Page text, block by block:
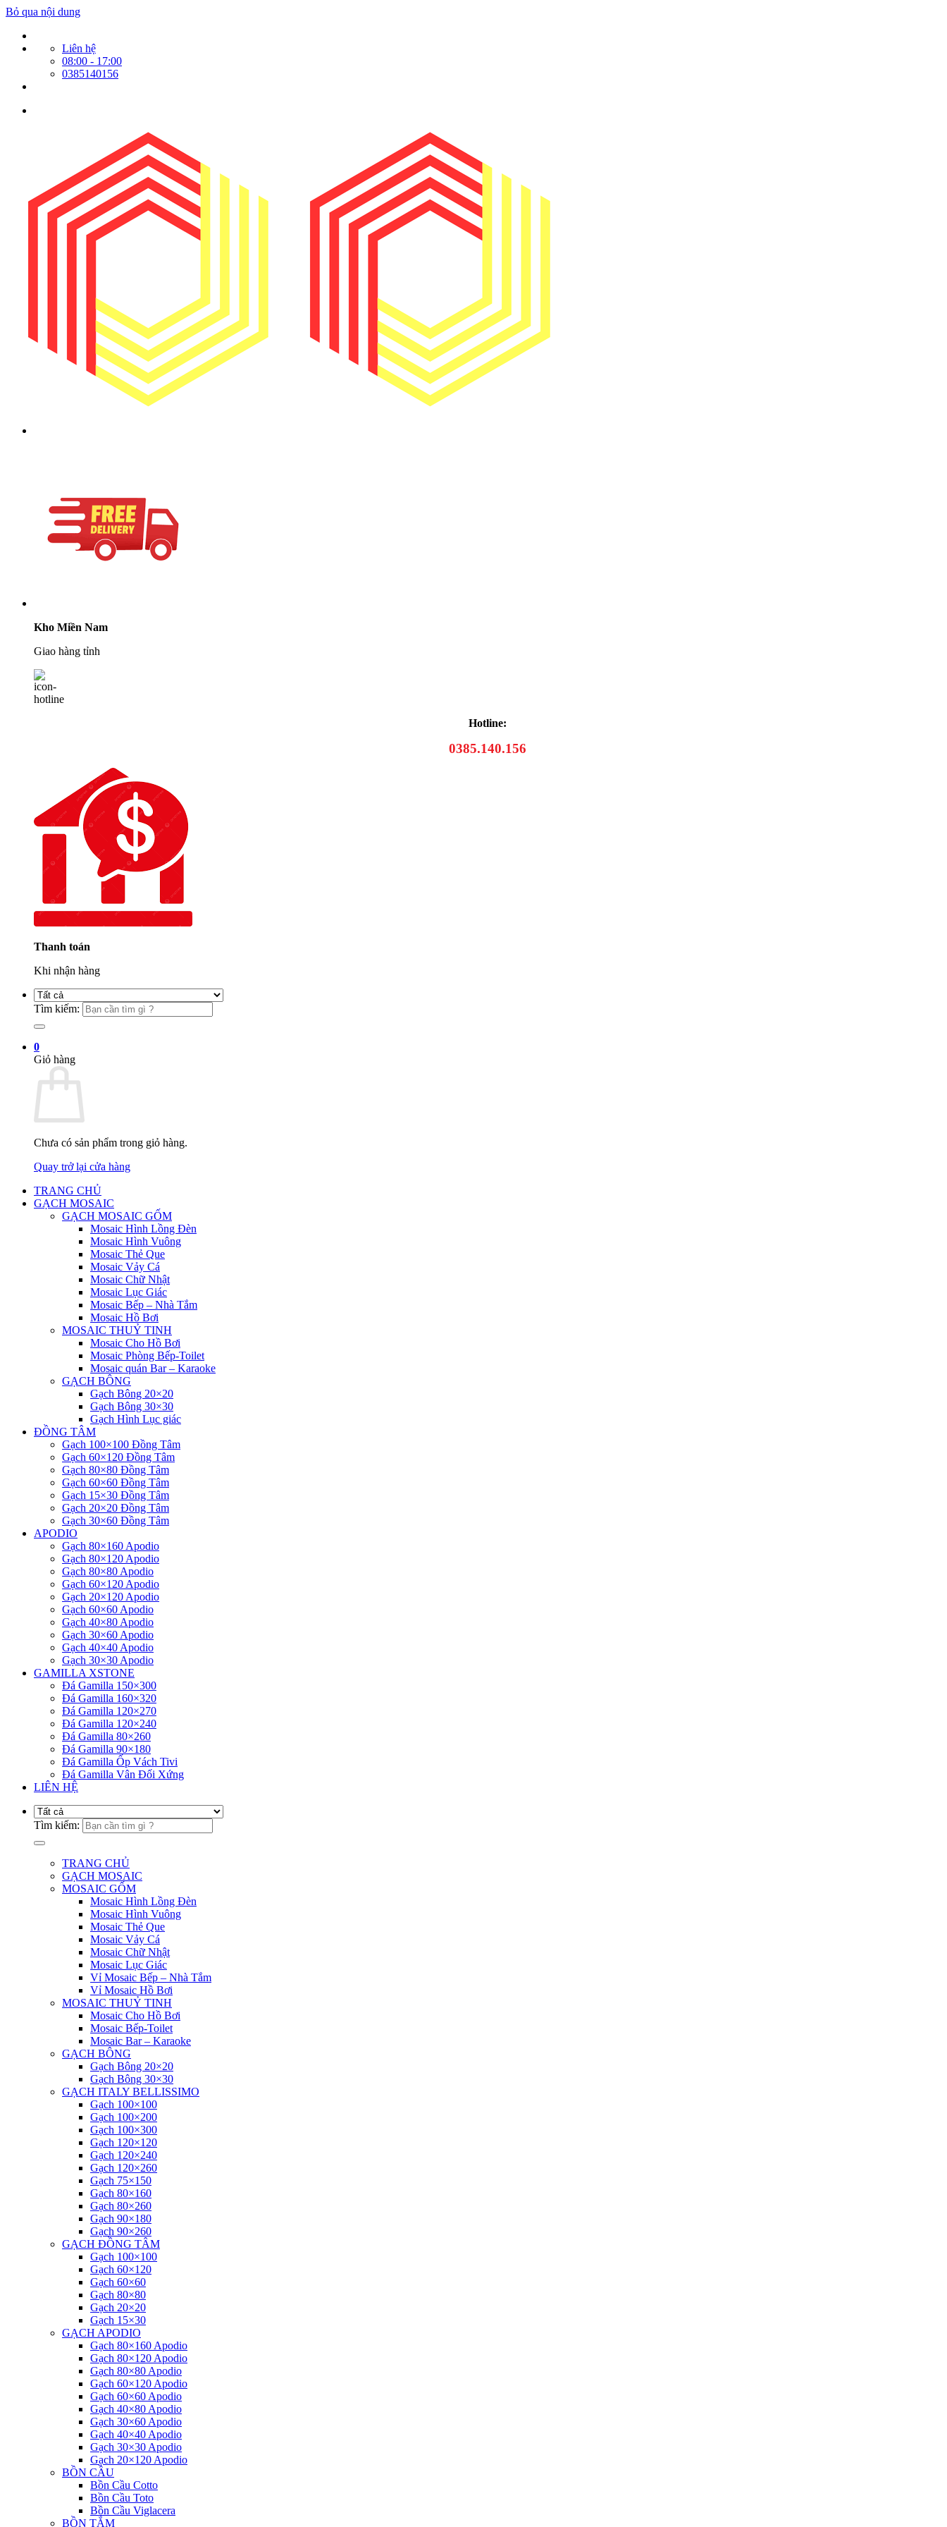
Bỏ qua nội dung
Liên hệ
08:00 - 17:00
0385140156
Kho Miền Nam
Giao hàng tỉnh
Hotline:
0385.140.156
Thanh toán
Khi nhận hàng
Tìm kiếm:
0
Giỏ hàng
Chưa có sản phẩm trong giỏ hàng.
Quay trở lại cửa hàng
TRANG CHỦ
GẠCH MOSAIC
GẠCH MOSAIC GỐM
Mosaic Hình Lồng Đèn
Mosaic Hình Vuông
Mosaic Thẻ Que
Mosaic Vảy Cá
Mosaic Chữ Nhật
Mosaic Lục Giác
Mosaic Bếp – Nhà Tắm
Mosaic Hồ Bơi
MOSAIC THUỶ TINH
Mosaic Cho Hồ Bơi
Mosaic Phòng Bếp-Toilet
Mosaic quán Bar – Karaoke
GẠCH BÔNG
Gạch Bông 20×20
Gạch Bông 30×30
Gạch Hình Lục giác
ĐỒNG TÂM
Gạch 100×100 Đồng Tâm
Gạch 60×120 Đồng Tâm
Gạch 80×80 Đồng Tâm
Gạch 60×60 Đồng Tâm
Gạch 15×30 Đồng Tâm
Gạch 20×20 Đồng Tâm
Gạch 30×60 Đồng Tâm
APODIO
Gạch 80×160 Apodio
Gạch 80×120 Apodio
Gạch 80×80 Apodio
Gạch 60×120 Apodio
Gạch 20×120 Apodio
Gạch 60×60 Apodio
Gạch 40×80 Apodio
Gạch 30×60 Apodio
Gạch 40×40 Apodio
Gạch 30×30 Apodio
GAMILLA XSTONE
Đá Gamilla 150×300
Đá Gamilla 160×320
Đá Gamilla 120×270
Đá Gamilla 120×240
Đá Gamilla 80×260
Đá Gamilla 90×180
Đá Gamilla Ốp Vách Tivi
Đá Gamilla Vân Đối Xứng
LIÊN HỆ
Tìm kiếm:
TRANG CHỦ
GẠCH MOSAIC
MOSAIC GỐM
Mosaic Hình Lồng Đèn
Mosaic Hình Vuông
Mosaic Thẻ Que
Mosaic Vảy Cá
Mosaic Chữ Nhật
Mosaic Lục Giác
Vỉ Mosaic Bếp – Nhà Tắm
Vỉ Mosaic Hồ Bơi
MOSAIC THUỶ TINH
Mosaic Cho Hồ Bơi
Mosaic Bếp-Toilet
Mosaic Bar – Karaoke
GẠCH BÔNG
Gạch Bông 20×20
Gạch Bông 30×30
GẠCH ITALY BELLISSIMO
Gạch 100×100
Gạch 100×200
Gạch 100×300
Gạch 120×120
Gạch 120×240
Gạch 120×260
Gạch 75×150
Gạch 80×160
Gạch 80×260
Gạch 90×180
Gạch 90×260
GẠCH ĐỒNG TÂM
Gạch 100×100
Gạch 60×120
Gạch 60×60
Gạch 80×80
Gạch 20×20
Gạch 15×30
GẠCH APODIO
Gạch 80×160 Apodio
Gạch 80×120 Apodio
Gạch 80×80 Apodio
Gạch 60×120 Apodio
Gạch 60×60 Apodio
Gạch 40×80 Apodio
Gạch 30×60 Apodio
Gạch 40×40 Apodio
Gạch 30×30 Apodio
Gạch 20×120 Apodio
BỒN CẦU
Bồn Cầu Cotto
Bồn Cầu Toto
Bồn Cầu Viglacera
BỒN TẮM